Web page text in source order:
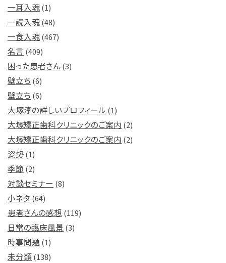
一耳入魂(1)
一読入魂(48)
一食入魂(467)
名言 (409)
困った患者さん(3)
壁立ち (6)
壁立ち (6)
大塚淳の詳しいプロフィール (1)
大塚矯正歯科クリニックのご案内 (2)
大塚矯正歯科クリニックのご案内 (2)
姿勢(1)
季節 (2)
対談セミナー (8)
小ネタ (64)
患者さんの感想 (119)
日常の臨床風景 (3)
時事問題 (1)
未分類(138)